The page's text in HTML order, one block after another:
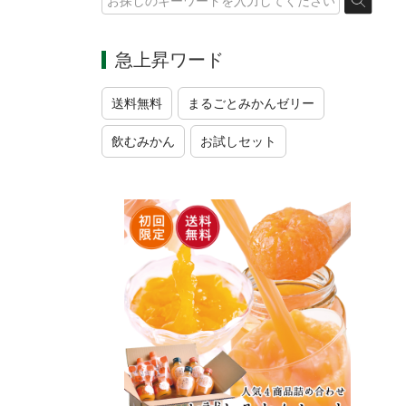
急上昇ワード
送料無料 まるごとみかんゼリー
飲むみかん お試しセット